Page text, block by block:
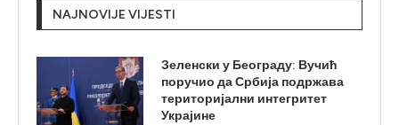
NAJNOVIJE VIJESTI
Зеленски у Београду: Вучић
поручио да Србија подржава
територијални интегритет
Украјине